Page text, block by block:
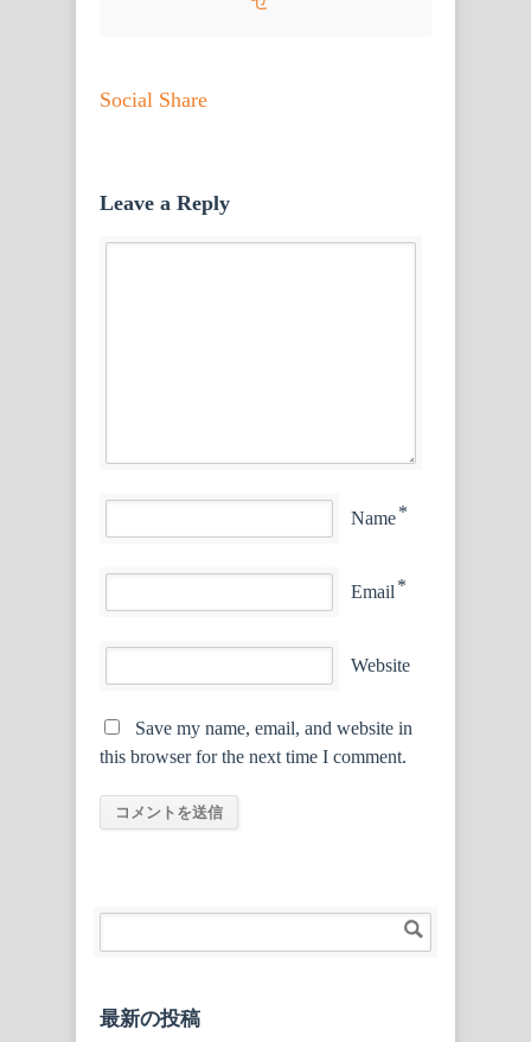
Social Share
Leave a Reply
Name*
Email *
Website
Save my name, email, and website in
this browser for the next time I comment.
最新の投稿